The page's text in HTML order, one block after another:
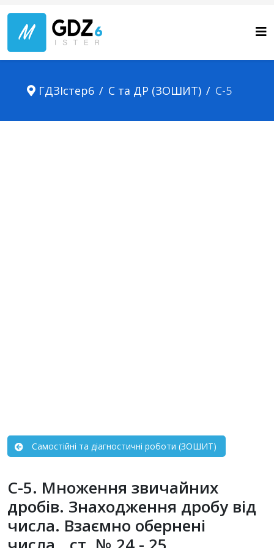
ГДЗІстер6 С та ДР (ЗОШИТ) С-5
Самостійні та діагностичні роботи (ЗОШИТ)
С-5. Множення звичайних
дробів. Знаходження дробу від
числа. Взаємно обернені